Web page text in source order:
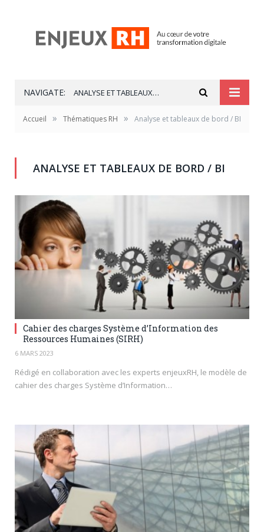
NAVIGATE: ANALYSE ET TABLEAUX DE BORD / BI
Accueil » Thématiques RH » Analyse et tableaux de bord / BI
ANALYSE ET TABLEAUX DE BORD / BI
Cahier des charges Système d’Information des
Ressources Humaines (SIRH)
6 MARS 2023
Rédigé en collaboration avec les experts enjeuxRH, le modèle de
cahier des charges Système d’Information…